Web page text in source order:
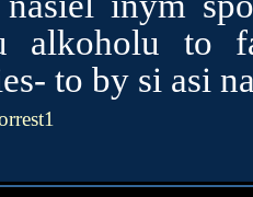
alkoholu to
to by si asi